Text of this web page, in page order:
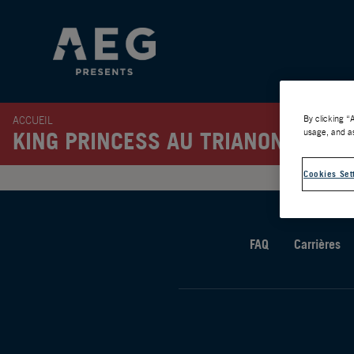
ACCUEIL
KING PRINCESS AU TRIANON –
FAQ Carrières
By clicking
usage, and
Cookies